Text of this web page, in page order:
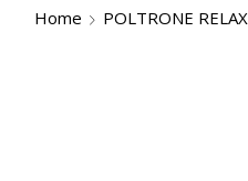
Home POLTRONE RELAX